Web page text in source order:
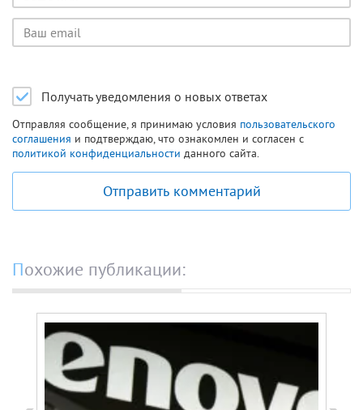
Email
пользователя
Получать уведомления о новых ответах
Отправляя сообщение, я принимаю условия пользовательского
соглашения и подтверждаю, что ознакомлен и согласен с
политикой конфиденциальности данного сайта.
Отправить комментарий
Похожие публикации: